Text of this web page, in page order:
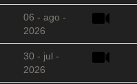
06 - ago -
2026
30 - jul -
2026